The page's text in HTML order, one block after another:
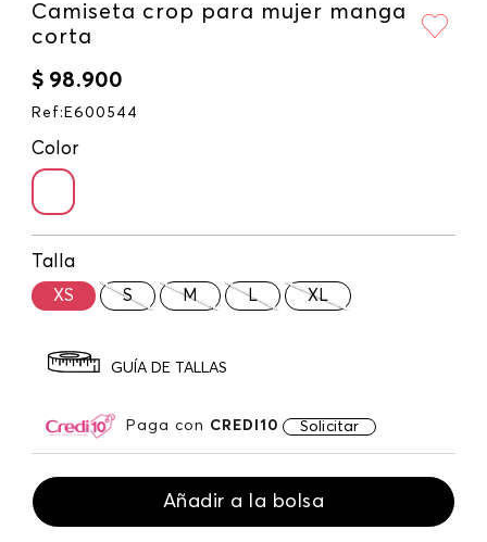
Camiseta crop para mujer manga
corta
$ 98.900
Ref : E600544
Color
Talla
XS S M L XL
GUÍA DE TALLAS
Paga con CREDI10 Solicitar
Añadir a la bolsa